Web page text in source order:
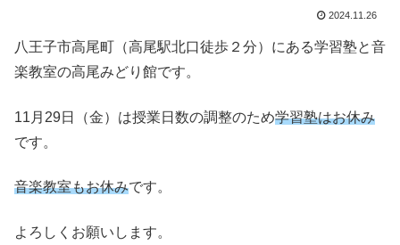
2024.11.26
八王子市高尾町（高尾駅北口徒歩２分）にある学習塾と音
楽教室の高尾みどり館です。
11月29日（金）は授業日数の調整のため学習塾はお休み
です。
音楽教室もお休みです。
よろしくお願いします。